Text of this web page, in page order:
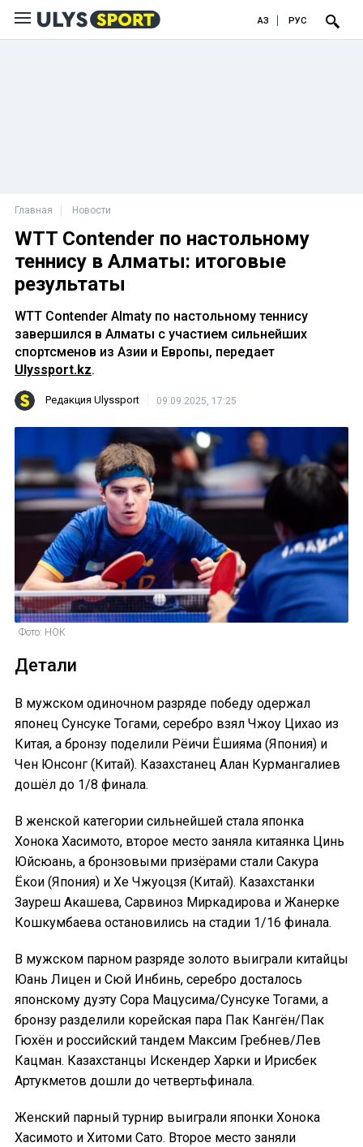
ҚАЗ РУС
Главная Новости
WTT Contender по настольному
теннису в Алматы: итоговые
результаты
WTT Contender Almaty по настольному теннису
завершился в Алматы с участием сильнейших
спортсменов из Азии и Европы, передает
Ulyssport.kz.
Редакция Ulyssport 09.09.2025, 17:25
Фото: НОК
Детали
В мужском одиночном разряде победу одержал
японец Сунсуке Тогами, серебро взял Чжоу Цихао из
Китая, а бронзу поделили Рёичи Ёшияма (Япония) и
Чен Юнсонг (Китай). Казахстанец Алан Курмангалиев
дошёл до 1/8 финала.
В женской категории сильнейшей стала японка
Хонока Хасимото, второе место заняла китаянка Цинь
Юйсюань, а бронзовыми призёрами стали Сакура
Ёкои (Япония) и Хе Чжуоцзя (Китай). Казахстанки
Зауреш Акашева, Сарвиноз Миркадирова и Жанерке
Кошкумбаева остановились на стадии 1/16 финала.
В мужском парном разряде золото выиграли китайцы
Юань Лицен и Сюй Инбинь, серебро досталось
японскому дуэту Сора Мацусима/Сунсуке Тогами, а
бронзу разделили корейская пара Пак Кангён/Пак
Гюхён и российский тандем Максим Гребнев/Лев
Кацман. Казахстанцы Искендер Харки и Ирисбек
Артукметов дошли до четвертьфинала.
Женский парный турнир выиграли японки Хонока
Хасимото и Хитоми Сато. Второе место заняли